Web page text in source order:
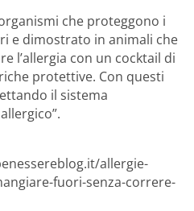
che proteggono i
e dimostrato in animali che
l’allergia con un cocktail di
protettive. Con questi
il sistema
allergie-
fuori-senza-correre-